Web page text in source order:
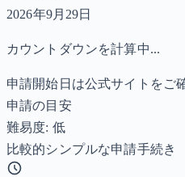
2026年9月29日
カウントダウンを計算中...
申請開始日は公式サイトをご
申請の目安
難易度: 低
比較的シンプルな申請手続き